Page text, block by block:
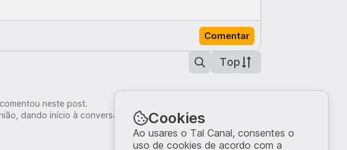
Comentar
Top
neste post.
dando início à conversa.
Cookies
Ao usares o Tal Canal, consentes o
uso de cookies de acordo com a